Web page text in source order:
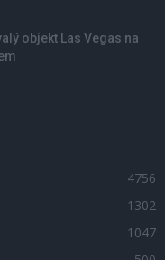
objekt Las Vegas na
4756
1302
1047